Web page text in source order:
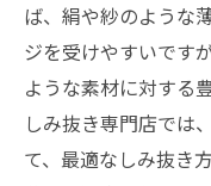
ば、絹や紗のような
ジを受けやすいです
ような素材に対する
しみ抜き専門店では
て、最適なしみ抜き